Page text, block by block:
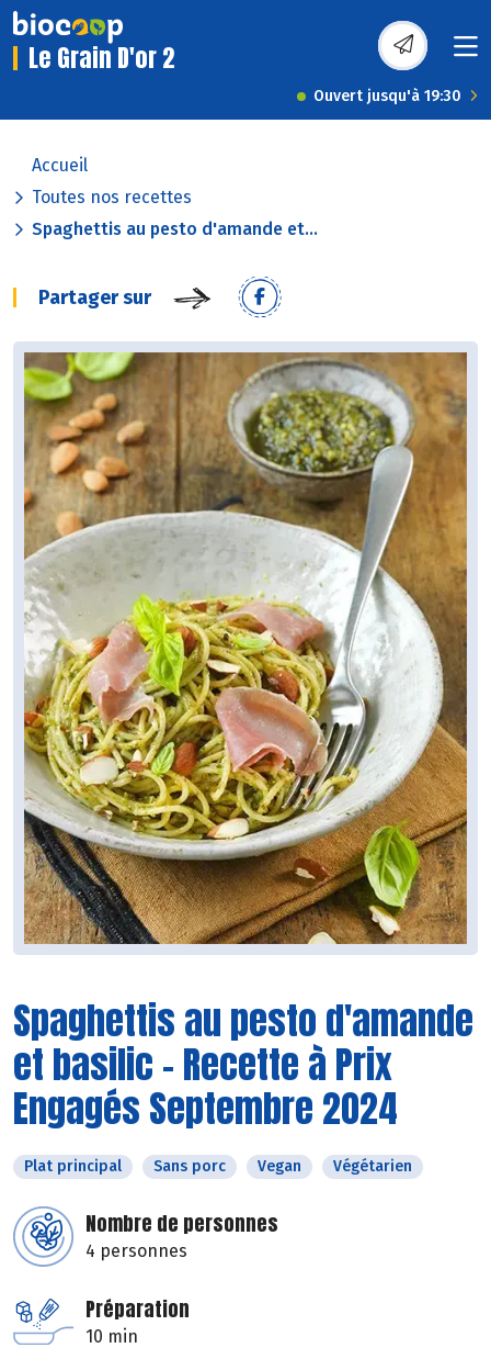
Le Grain D'or 2
Ouvert jusqu'à 19:30
Accueil
Toutes nos recettes
Spaghettis au pesto d'amande et...
Partager sur
Spaghettis au pesto d'amande
et basilic - Recette à Prix
Engagés Septembre 2024
Plat principal Sans porc Vegan Végétarien
Nombre de personnes
4 personnes
Préparation
10 min